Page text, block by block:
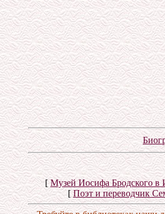
[Музей Иосифа Бродского в
[Поэт и переводчик